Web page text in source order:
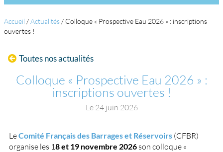
Accueil /Actualités / Colloque « Prospective Eau 2026 » : inscriptions
ouvertes !
Colloque « Prospective Eau 2026 » :
inscriptions ouvertes !
Le 24 juin 2026
Toutes nos actualités
LeComité Français des Barrages et Réservoirs (CFBR)
organise les 18 et 19 novembre 2026 son colloque «